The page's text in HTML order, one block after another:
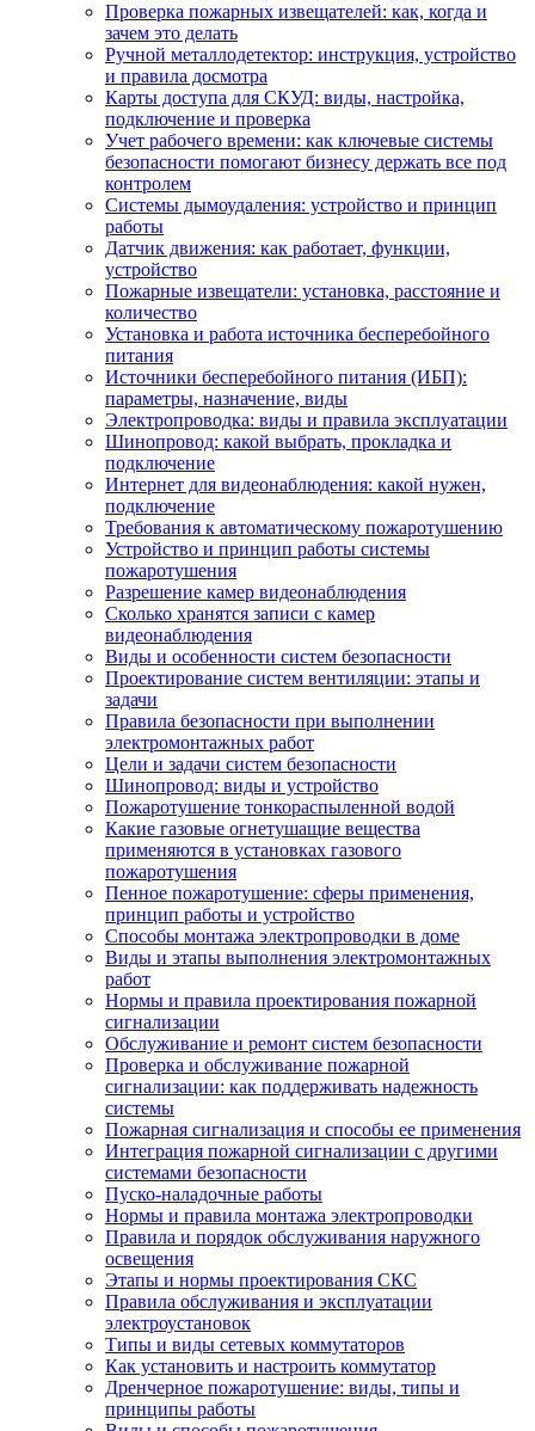
Проверка пожарных извещателей: как, когда и
зачем это делать
Ручной металлодетектор: инструкция, устройство
и правила досмотра
Карты доступа для СКУД: виды, настройка,
подключение и проверка
Учет рабочего времени: как ключевые системы
безопасности помогают бизнесу держать все под
контролем
Системы дымоудаления: устройство и принцип
работы
Датчик движения: как работает, функции,
устройство
Пожарные извещатели: установка, расстояние и
количество
Установка и работа источника бесперебойного
питания
Источники бесперебойного питания (ИБП):
параметры, назначение, виды
Электропроводка: виды и правила эксплуатации
Шинопровод: какой выбрать, прокладка и
подключение
Интернет для видеонаблюдения: какой нужен,
подключение
Требования к автоматическому пожаротушению
Устройство и принцип работы системы
пожаротушения
Разрешение камер видеонаблюдения
Сколько хранятся записи с камер
видеонаблюдения
Виды и особенности систем безопасности
Проектирование систем вентиляции: этапы и
задачи
Правила безопасности при выполнении
электромонтажных работ
Цели и задачи систем безопасности
Шинопровод: виды и устройство
Пожаротушение тонкораспыленной водой
Какие газовые огнетушащие вещества
применяются в установках газового
пожаротушения
Пенное пожаротушение: сферы применения,
принцип работы и устройство
Способы монтажа электропроводки в доме
Виды и этапы выполнения электромонтажных
работ
Нормы и правила проектирования пожарной
сигнализации
Обслуживание и ремонт систем безопасности
Проверка и обслуживание пожарной
сигнализации: как поддерживать надежность
системы
Пожарная сигнализация и способы ее применения
Интеграция пожарной сигнализации с другими
системами безопасности
Пуско-наладочные работы
Нормы и правила монтажа электропроводки
Правила и порядок обслуживания наружного
освещения
Этапы и нормы проектирования СКС
Правила обслуживания и эксплуатации
электроустановок
Типы и виды сетевых коммутаторов
Как установить и настроить коммутатор
Дренчерное пожаротушение: виды, типы и
принципы работы